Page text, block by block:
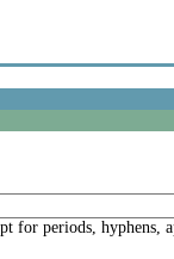
for periods, hyphens,